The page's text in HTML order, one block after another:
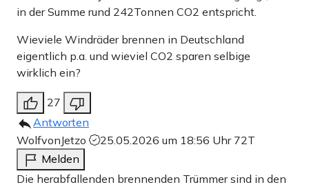
in der Summe rund 242Tonnen CO2 entspricht.
Wieviele Windräder brennen in Deutschland
eigentlich p.a. und wieviel CO2 sparen selbige
wirklich ein?
27
Antworten
WolfvonJetzo
25.05.2026 um 18:56 Uhr 72T
Melden
Die herabfallenden brennenden Trümmer sind in den